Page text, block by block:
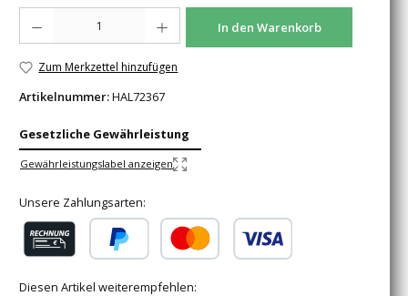
In den Warenkorb
Zum Merkzettel hinzufügen
Artikelnummer:HAL72367
Gesetzliche Gewährleistung
Gewährleistungslabel anzeigen
Unsere Zahlungsarten:
Diesen Artikel weiterempfehlen: